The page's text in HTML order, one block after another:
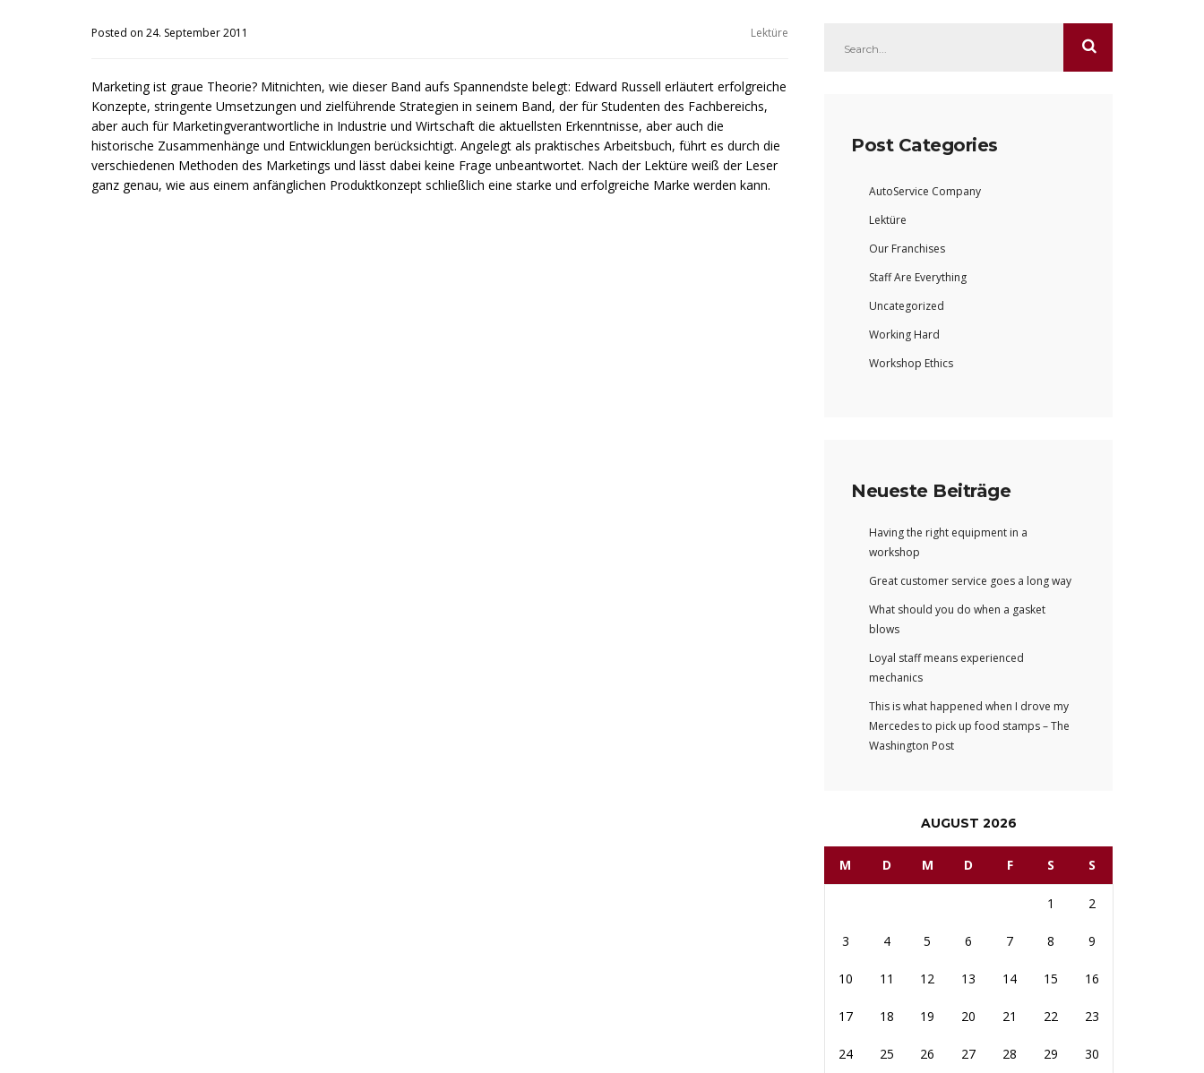
Posted on 24. September 2011 Lektüre
Marketing ist graue Theorie? Mitnichten, wie dieser Band aufs Spannendste belegt: Edward Russell erläutert erfolgreiche
Konzepte, stringente Umsetzungen und zielführende Strategien in seinem Band, der für Studenten des Fachbereichs,
aber auch für Marketingverantwortliche in Industrie und Wirtschaft die aktuellsten Erkenntnisse, aber auch die
historische Zusammenhänge und Entwicklungen berücksichtigt. Angelegt als praktisches Arbeitsbuch, führt es durch die
verschiedenen Methoden des Marketings und lässt dabei keine Frage unbeantwortet. Nach der Lektüre weiß der Leser
ganz genau, wie aus einem anfänglichen Produktkonzept schließlich eine starke und erfolgreiche Marke werden kann.
Post Categories
AutoService Company
Lektüre
Our Franchises
Staff Are Everything
Uncategorized
Working Hard
Workshop Ethics
Neueste Beiträge
Having the right equipment in a
workshop
Great customer service goes a long way
What should you do when a gasket
blows
Loyal staff means experienced
mechanics
This is what happened when I drove my
Mercedes to pick up food stamps – The
Washington Post
AUGUST 2026
M D M D F S S
1 2
3 4 5 6 7 8 9
10 11 12 13 14 15 16
17 18 19 20 21 22 23
24 25 26 27 28 29 30